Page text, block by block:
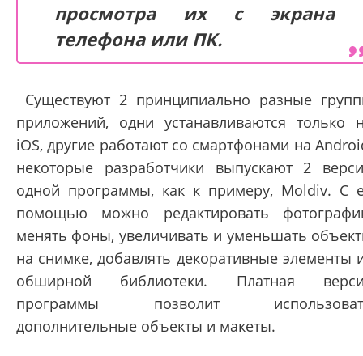
просмотра их с экрана
телефона или ПК.
Существуют 2 принципиально разные
приложений, одни устанавливаются только
iOS, другие работают со смартфонами на
некоторые разработчики выпускают 2
одной программы, как к примеру, Moldiv. С
помощью можно редактировать
менять фоны, увеличивать и уменьшать
на снимке, добавлять декоративные элементы
обширной библиотеки. Платная
программы позволит
дополнительные объекты и макеты.